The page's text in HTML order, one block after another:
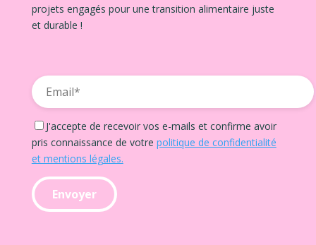
projets engagés pour une transition alimentaire juste
et durable !
J'accepte de recevoir vos e-mails et confirme avoir
pris connaissance de votre politique de confidentialité
et mentions légales.